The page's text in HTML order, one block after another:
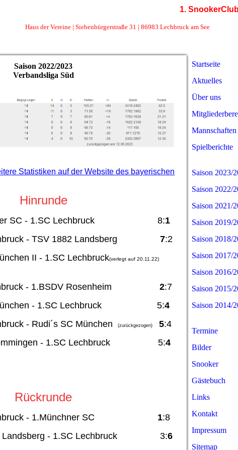
1.
Haus der Vereine | Siebenbürgerstraße 31 | 86983
Saison 2022/2023
Verbandsliga Süd
Statistiken auf der Website des bayerischen
Hinrunde
SC - 1.SC Lechbruck 8:1
- TSV 1882 Landsberg 7:2
II - 1.SC Lechbruck(verlegt auf 20.11.22)
- 1.BSDV Rosenheim 2:7
München - 1.SC Lechbruck 5:4
- Rudi´s SC München
(zurückgezogen) 5:4
Memmingen - 1.SC Lechbruck 5:4
Rückrunde
Lechbruck - 1.Münchner SC 1:8
Landsberg - 1.SC Lechbruck 3:6
Startseite
Aktuelles
Über uns
Mannschaften
Spielberichte
Saison 2023/
Saison 2022/
Saison 2021/
Saison 2019/
Saison 2018/
Saison 2017/
Saison 2016/
Saison 2015/
Saison 2014/
Termine
Bilder
Snooker
Gästebuch
Links
Kontakt
Impressum
Sitemap